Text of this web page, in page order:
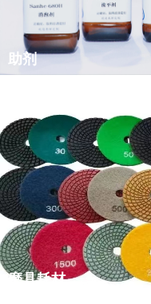
助剂
磨具耗材